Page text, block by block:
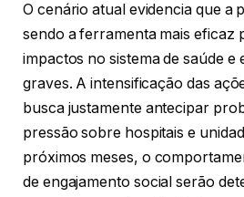
O cenário atual evidencia que a
sendo a ferramenta mais eficaz
impactos no sistema de saúde e
graves. A intensificação das
busca justamente antecipar
pressão sobre hospitais e
próximos meses, o
de engajamento social serão